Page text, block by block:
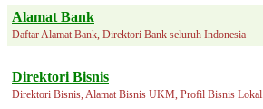
Alamat Bank
Daftar Alamat Bank, Direktori Bank seluruh Indonesia
Direktori Bisnis
Direktori Bisnis, Alamat Bisnis UKM, Profil Bisnis Lokal.